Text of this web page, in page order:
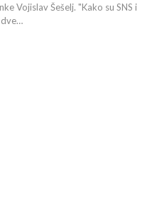
Vojislav Šešelj. "Kako su SNS i
dve…